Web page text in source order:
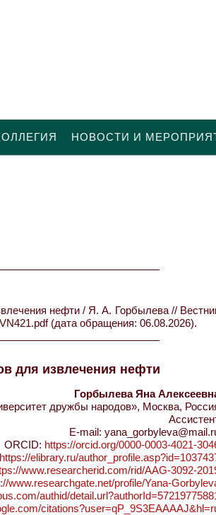
НОВОСТИ И
нефти / Я. А. Горбылева //
(дата обращения: 06.08.2026).
для извлечения нефти
Горбылева Яна
дружбы народов», Москва,
E-mail:
ORCID: https://orcid.org/0000-0003-4021-
https://elibrary.ru/
www.researcherid.com/rid/AAG-3092-
www.researchgate.net/profile/Yana-
authid/